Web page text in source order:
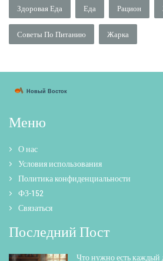
Здоровая Еда Еда Рацион
Советы По Питанию Жарка
Меню
О нас
Условия использования
Политика конфиденциальности
ФЗ-152
Связаться
Последний Пост
Что нужно есть каждый